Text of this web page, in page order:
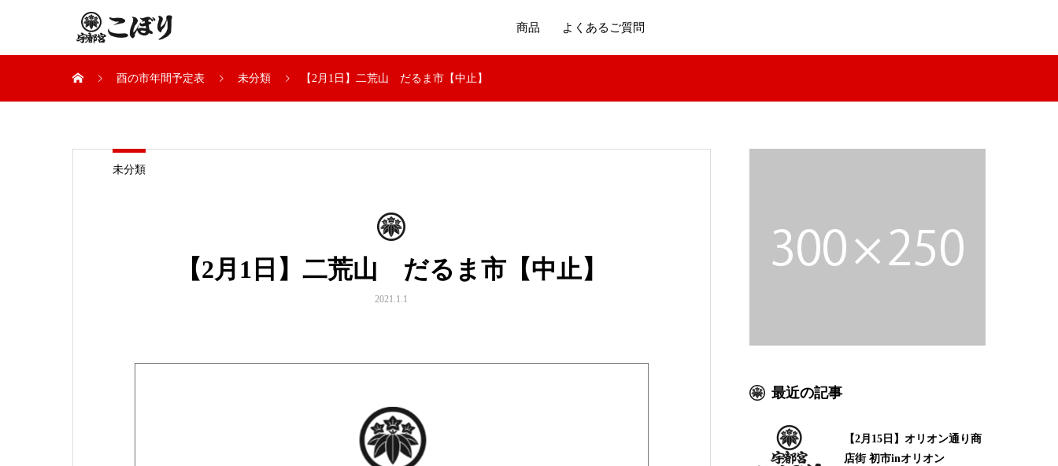
商品 よくあるご質問
酉の市年間予定表 未分類 【2月1日】二荒山 だるま市【中止】
未分類
【2月1日】二荒山 だるま市【中止】
2021.1.1
最近の記事
【2月15日】オリオン通り商
店街 初市inオリオン